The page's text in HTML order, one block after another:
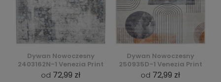
Dywan Nowoczesny
2403162N-1 Venezia Print
od 72,99 zł
Dywan Nowoczesny
250935D-1 Venezia Print
od 72,99 zł